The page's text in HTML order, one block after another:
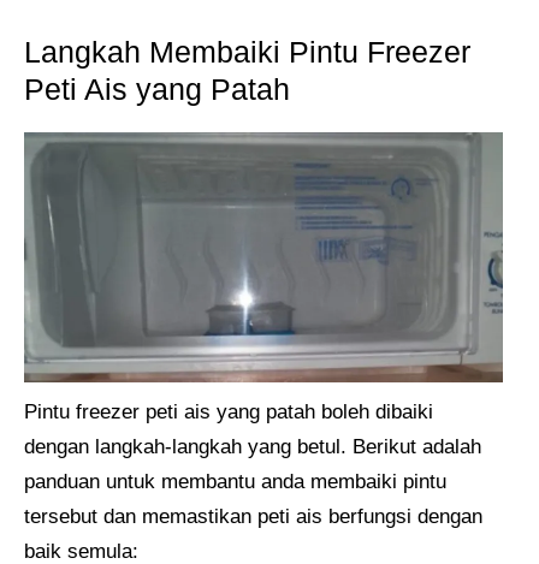
Langkah Membaiki Pintu Freezer
Peti Ais yang Patah
Pintu freezer peti ais yang patah boleh dibaiki
dengan langkah-langkah yang betul. Berikut adalah
panduan untuk membantu anda membaiki pintu
tersebut dan memastikan peti ais berfungsi dengan
baik semula: